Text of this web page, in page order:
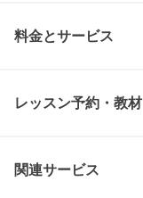
料金とサービス
レッスン予約・教材
関連サービス